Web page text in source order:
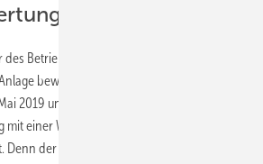
liegt vor
Betriebs der Anlage liegen jetzt die ersten
bewährt hat. Die Auswertung zeigt, dass
2019 und 30. April 2020 im Vergleich zu
einer Wärmepumpe 49 Prozent weniger
Denn der Boiler läuft nicht ausschließlich mit